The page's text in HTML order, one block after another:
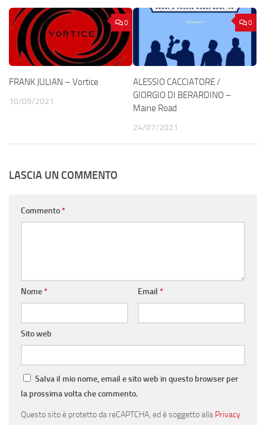
0
FRANK JULIAN – Vortice
10/09/2021
0
ALESSIO CACCIATORE /
GIORGIO DI BERARDINO –
Maine Road
24/07/2021
LASCIA UN COMMENTO
Commento*
Nome* Email *
Sito web
Salva il mio nome, email e sito web in questo browser per
la prossima volta che commento.
Questo sito è protetto da reCAPTCHA, ed è soggetto alla Privacy